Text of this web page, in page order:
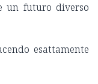
un futuro diverso
esattamente